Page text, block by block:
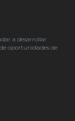
a desarrollar
oportunidades de